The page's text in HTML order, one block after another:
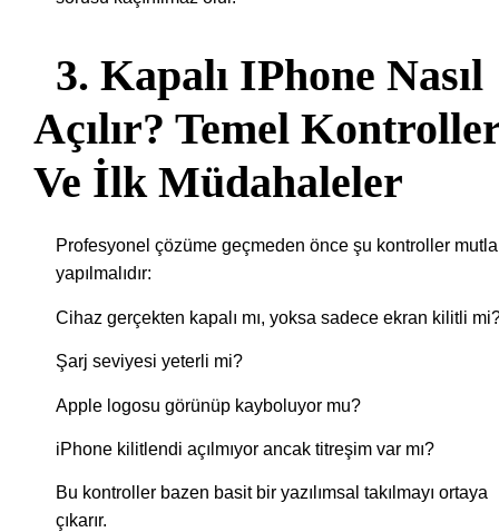
3. Kapalı IPhone Nasıl
Açılır? Temel
Ve İlk Müdahaleler
Profesyonel çözüme geçmeden önce şu kontroller
yapılmalıdır:
Cihaz gerçekten kapalı mı, yoksa sadece ekran kilitli
Şarj seviyesi yeterli mi?
Apple logosu görünüp kayboluyor mu?
iPhone kilitlendi açılmıyor ancak titreşim var mı?
Bu kontroller bazen basit bir yazılımsal takılmayı ortaya
çıkarır.